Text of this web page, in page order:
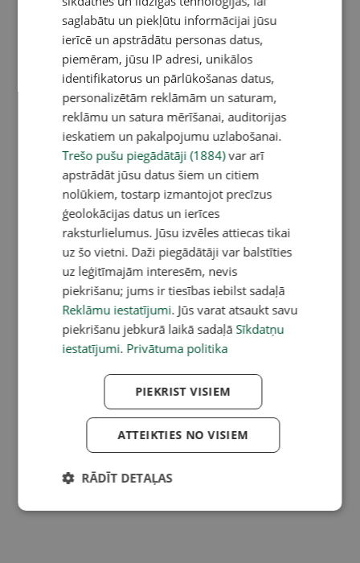
saglabātu un piekļūtu informācijai jūsu
ierīcē un apstrādātu personas datus,
piemēram, jūsu IP adresi, unikālos
identifikatorus un pārlūkošanas datus,
personalizētām reklāmām un saturam,
reklāmu un satura mērīšanai, auditorijas
ieskatiem un pakalpojumu uzlabošanai.
Trešo pušu piegādātāji (1884)var arī
apstrādāt jūsu datus šiem un citiem
nolūkiem, tostarp izmantojot precīzus
ģeolokācijas datus un ierīces
raksturlielumus. Jūsu izvēles attiecas tikai
uz šo vietni. Daži piegādātāji var balstīties
uz leģitīmajām interesēm, nevis
piekrišanu; jums ir tiesības iebilst sadaļā
Reklāmu iestatījumi. Jūs varat atsaukt savu
piekrišanu jebkurā laikā sadaļā Sīkdatņu
iestatījumi. Privātuma politika
PIEKRIST VISIEM
ATTEIKTIES NO VISIEM
RĀDĪT DETAĻAS